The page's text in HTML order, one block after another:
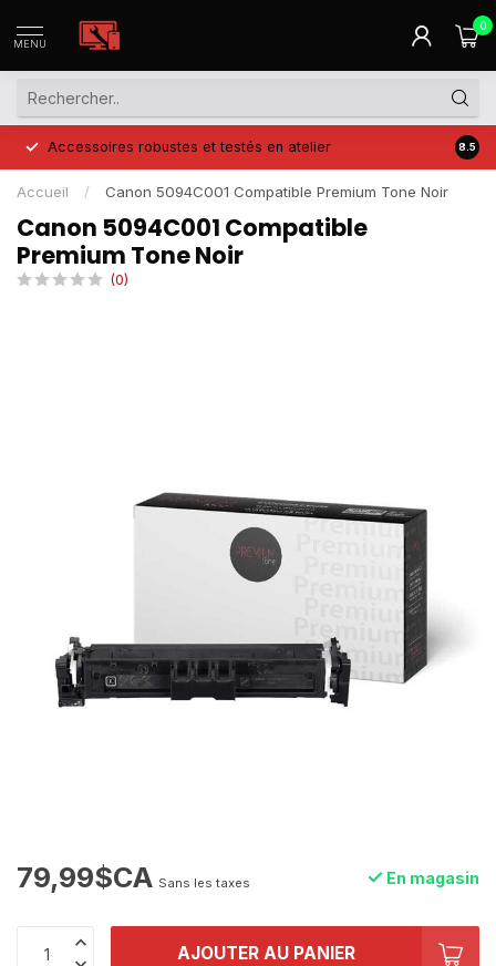
MENU
0
Accessoires robustes et testés en atelier Prix
8.5
Accueil / Canon 5094C001 Compatible Premium Tone Noir
Canon 5094C001 Compatible
Premium Tone Noir
(0)
79,99$CA Sans les taxes En magasin
AJOUTER AU PANIER